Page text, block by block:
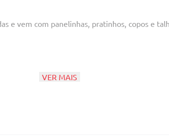
e vem com panelinhas, pratinhos, copos e
VER MAIS